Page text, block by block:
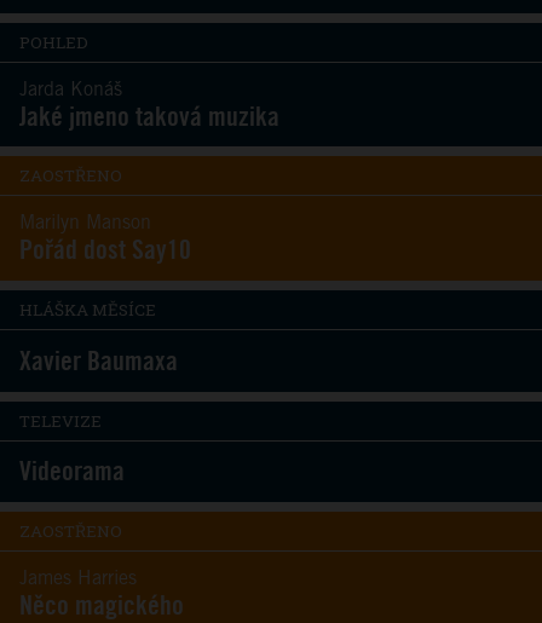
POHLED
Jarda Konáš
Jaké jmeno taková muzika
ZAOSTŘENO
Marilyn Manson
Pořád dost Say10
HLÁŠKA MĚSÍCE
Xavier Baumaxa
TELEVIZE
Videorama
ZAOSTŘENO
James Harries
Něco magického